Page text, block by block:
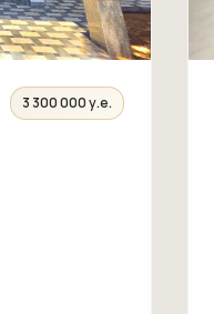
3 300 000 у.е.